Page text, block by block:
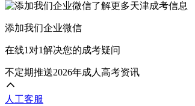
添加我们企业微信
在线1对1解决您的成考疑问
不定期推送2026年成人高考资讯
人工客服